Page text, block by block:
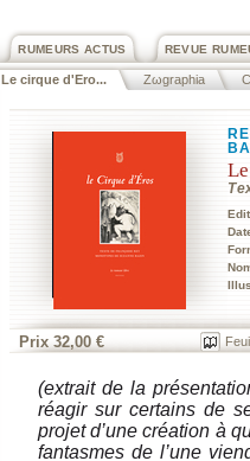
REVUE
RUMEURS ACTUS
Le cirque d'Ero... Zωgraphia
Prix 32,00 €
(extrait de la
réagir sur certains de
projet d’une création à
fantasmes de l’une